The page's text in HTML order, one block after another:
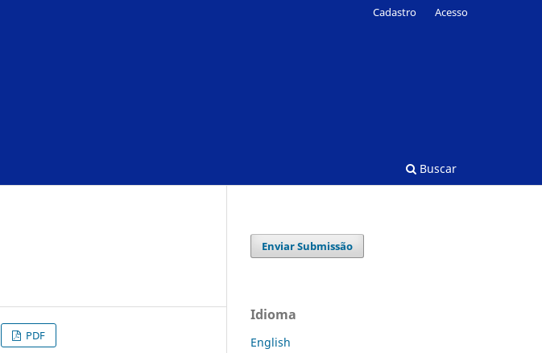
Buscar
Cadastro Acesso
PDF
Enviar Submissão
Idioma
English